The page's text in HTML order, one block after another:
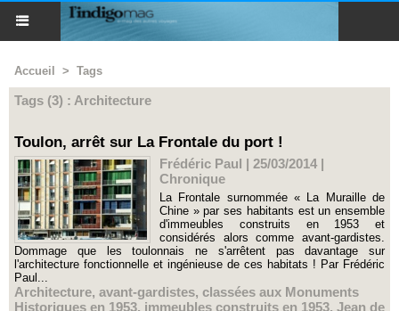
Accueil > Tags
Tags (3) : Architecture
Toulon, arrêt sur La Frontale du port !
Frédéric Paul | 25/03/2014 |
Chronique
La Frontale surnommée « La Muraille de
Chine » par ses habitants est un ensemble
d'immeubles construits en 1953 et
considérés alors comme avant-gardistes.
Dommage que les toulonnais ne s'arrêtent pas davantage sur
l'architecture fonctionnelle et ingénieuse de ces habitats ! Par Frédéric
Paul...
Architecture, avant-gardistes, classées aux Monuments
Historiques en 1953, immeubles construits en 1953, Jean de